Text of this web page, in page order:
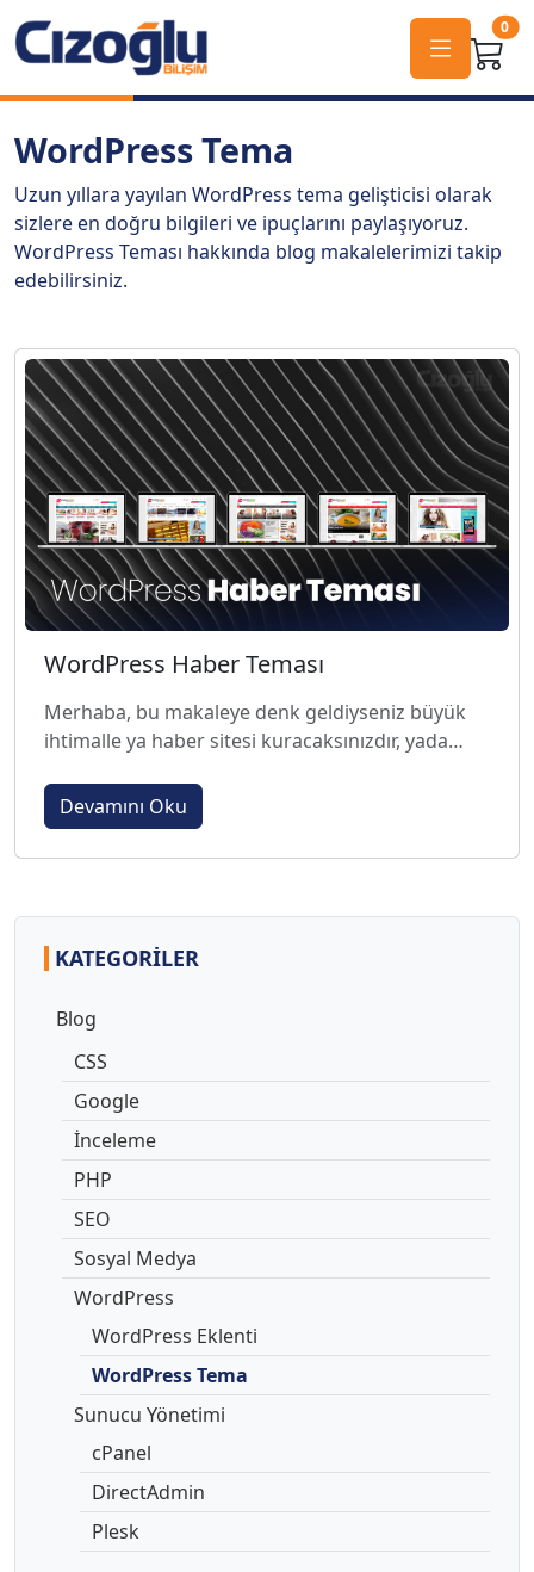
0
WordPress Tema
Uzun yıllara yayılan WordPress tema gelişticisi olarak
sizlere en doğru bilgileri ve ipuçlarını paylaşıyoruz.
WordPress Teması hakkında blog makalelerimizi takip
edebilirsiniz.
WordPress Haber Teması
Merhaba, bu makaleye denk geldiyseniz büyük
ihtimalle ya haber sitesi kuracaksınızdır, yada
Devamını Oku
KATEGORILER
Blog
CSS
Google
İnceleme
PHP
SEO
Sosyal Medya
WordPress
WordPress Eklenti
WordPress Tema
Sunucu Yönetimi
cPanel
DirectAdmin
Plesk